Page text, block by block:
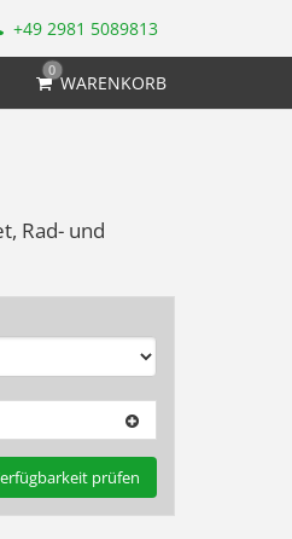
+49 2981 5089813
0
WARENKORB
Rad- und
prüfen